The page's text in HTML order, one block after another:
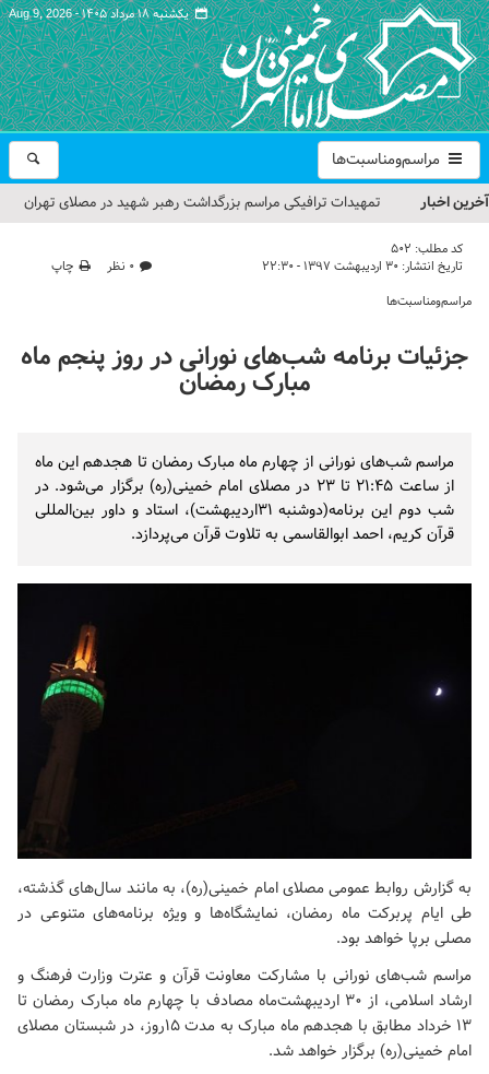
یکشنبه ۱۸ مرداد ۱۴۰۵ - Aug 9, 2026
مراسم‌ومناسبت‌ها
آخرین اخبار
تمهیدات ترافیکی مراسم بزرگداشت رهبر شهید در مصلای تهران
حجت‌الاسلام حاج علی‌اکبری؛ خطیب این هفته نماز جمعه تهران
معظم انقلاب
گزارش تصویری| مراسم نماز بر پیکر امام شهید انقلاب اسلامی ایران
کد مطلب: 502
تاریخ انتشار: ۳۰ اردیبهشت ۱۳۹۷ - ۲۲:۳۰ ۰ نظر
چاپ
مراسم‌ومناسبت‌ها
جزئیات برنامه شب‌های نورانی در روز پنجم ماه
مبارک رمضان
مراسم شب‌های نورانی از چهارم ماه مبارک رمضان تا هجدهم این ماه
از ساعت ۲۱:۴۵ تا ۲۳ در مصلای امام خمینی(ره) برگزار می‌شود. در
شب دوم این برنامه(دوشنبه ۳۱اردیبهشت)، استاد و داور بین‌المللی
قرآن کریم، احمد ابوالقاسمی به تلاوت قرآن می‌پردازد.
به گزارش روابط عمومی مصلای امام خمینی(ره)، به مانند سال‌های گذشته،
طی ایام پربرکت ماه رمضان، نمایشگاه‌ها و ویژه برنامه‌های متنوعی در
مصلی برپا خواهد بود.
مراسم شب‌های نورانی با مشارکت معاونت قرآن و عترت وزارت فرهنگ و
ارشاد اسلامی، از ۳۰ اردیبهشت‌ماه مصادف با چهارم ماه مبارک رمضان تا
۱۳ خرداد مطابق با هجدهم ماه مبارک به مدت ۱۵روز، در شبستان
مصلای
امام خمینی(ره) برگزار خواهد شد.